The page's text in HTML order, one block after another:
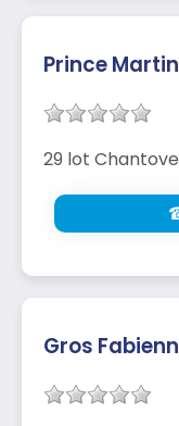
Prince
29 lot
Gros